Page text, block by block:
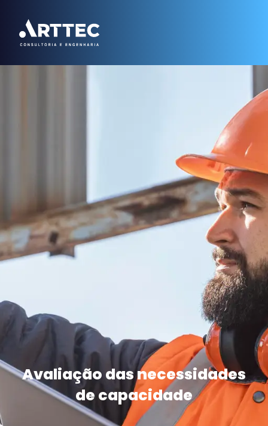
Avaliação das necessidades
de capacidade